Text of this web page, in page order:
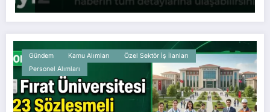
Gündem Kamu Alımları
Özel Sektör İş İlanları
Personel Alımları